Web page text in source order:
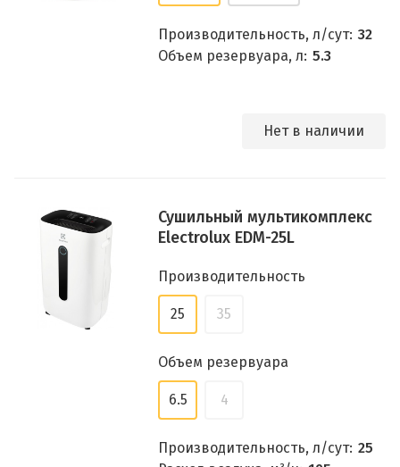
Производительность, л/сут: 32
Объем резервуара, л: 5.3
Нет в наличии
Сушильный мультикомплекс
Electrolux EDM-25L
Производительность
25 35
Объем резервуара
6.5 4
Производительность, л/сут: 25